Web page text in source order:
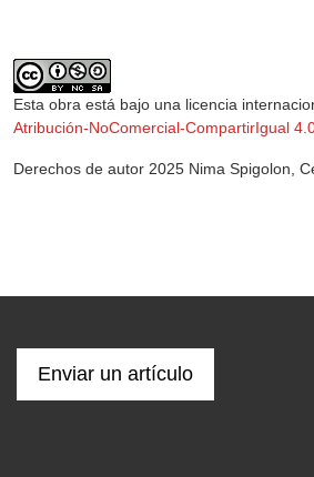
Esta obra está bajo una licencia
Atribución-NoComercial-CompartirIgual
Derechos de autor 2025 Nima Spigolon,
Enviar un artículo